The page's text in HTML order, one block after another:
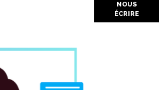
NOUS
ÉCRIRE